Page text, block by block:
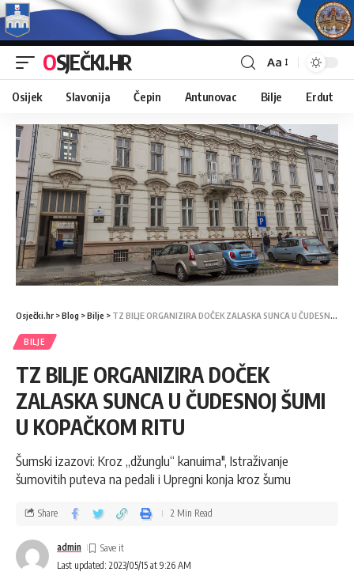
OSJEČKI.HR Aa
Osijek Slavonija Čepin Antunovac Bilje Erdut
Osječki.hr >Blog >Bilje > TZ BILJE ORGANIZIRA DOČEK ZALASKA SUNCA U ČUDESNOJ ŠUMI U KOPAČKOM RITU
BILJE
TZ BILJE ORGANIZIRA DOČEK
ZALASKA SUNCA U ČUDESNOJ ŠUMI
U KOPAČKOM RITU
Šumski izazovi: Kroz „džunglu“ kanuima", Istraživanje
šumovitih puteva na pedali i Upregni konja kroz šumu
Last updated: 2023/05/15 at 9:26 AM
admin
Share 2 Min Read